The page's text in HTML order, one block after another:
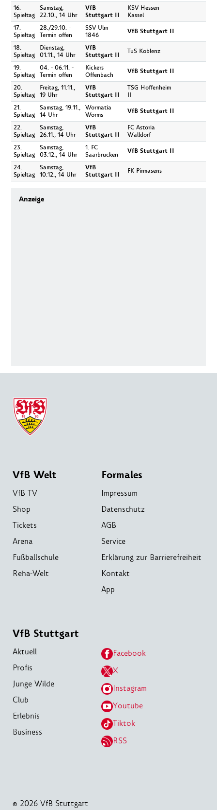
16.
Spieltag
Samstag,
22.10., 14 Uhr
VfB
Stuttgart II
KSV Hessen
Kassel
17.
Spieltag
28./29.10. -
Termin offen
SSV Ulm
1846
VfB Stuttgart II
18.
Spieltag
Dienstag,
01.11., 14 Uhr
VfB
Stuttgart II
TuS Koblenz
19.
Spieltag
04. - 06.11. -
Termin offen
Kickers
Offenbach
VfB Stuttgart II
20.
Spieltag
Freitag, 11.11.,
19 Uhr
VfB
Stuttgart II
TSG Hoffenheim
II
21.
Spieltag
Samstag, 19.11.,
14 Uhr
Wormatia
Worms
VfB Stuttgart II
22.
Spieltag
Samstag,
26.11., 14 Uhr
VfB
Stuttgart II
FC Astoria
Walldorf
23.
Spieltag
Samstag,
03.12., 14 Uhr
1. FC
Saarbrücken
VfB Stuttgart II
24.
Spieltag
Samstag,
10.12., 14 Uhr
VfB
Stuttgart II
FK Pirmasens
VfB Welt
VfB TV
Shop
Tickets
Arena
Fußballschule
Reha-Welt
Formales
Impressum
Datenschutz
AGB
Service
Erklärung zur Barrierefreiheit
Kontakt
App
VfB Stuttgart
Aktuell
Profis
Junge Wilde
Club
Erlebnis
Business
Facebook
X
Instagram
Youtube
Tiktok
RSS
© 2026 VfB Stuttgart